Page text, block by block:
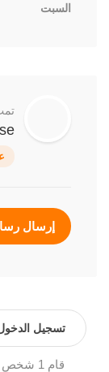
السبت
إرسال
تسجيل
قام 1 شخص بإضافة هذا العرض إلى إشاراتهم المرجعية